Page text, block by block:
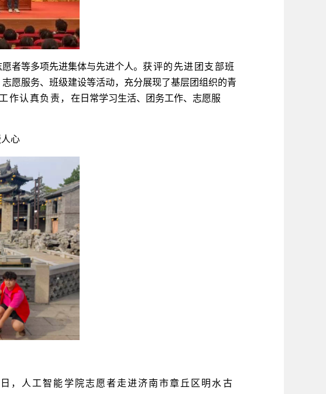
者等多项先进集体与先进个人。 获评的先进团支部班
愿服务、班级建设等活动，充分展现了基层团组织的青
作认真负责， 在日常学习生活、团务工作、志愿服
心
，人工智能学院志愿者走进济南市章丘区明水古